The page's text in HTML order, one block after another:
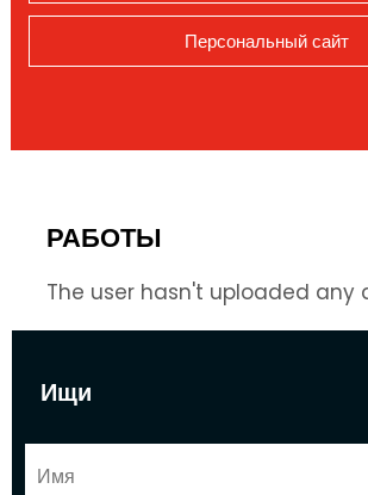
Ищи
Персональный сайт
РАБОТЫ
The user hasn't uploaded any